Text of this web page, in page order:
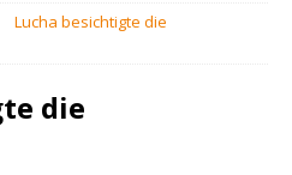
Lucha besichtigte die
die